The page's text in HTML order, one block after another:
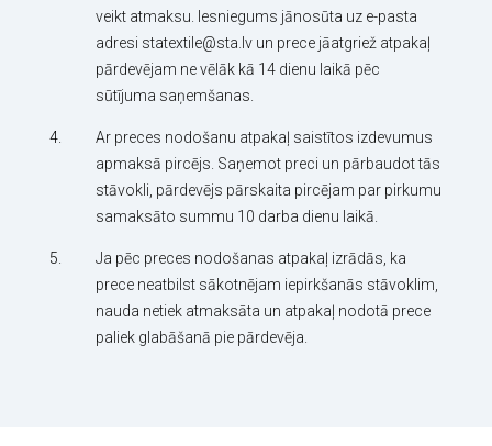
veikt atmaksu. Iesniegums jānosūta uz e-pasta
adresi statextile@sta.lv un prece jāatgriež atpakaļ
pārdevējam ne vēlāk kā 14 dienu laikā pēc
sūtījuma saņemšanas.
Ar preces nodošanu atpakaļ saistītos izdevumus
apmaksā pircējs. Saņemot preci un pārbaudot tās
stāvokli, pārdevējs pārskaita pircējam par pirkumu
samaksāto summu 10 darba dienu laikā.
Ja pēc preces nodošanas atpakaļ izrādās, ka
prece neatbilst sākotnējam iepirkšanās stāvoklim,
nauda netiek atmaksāta un atpakaļ nodotā prece
paliek glabāšanā pie pārdevēja.